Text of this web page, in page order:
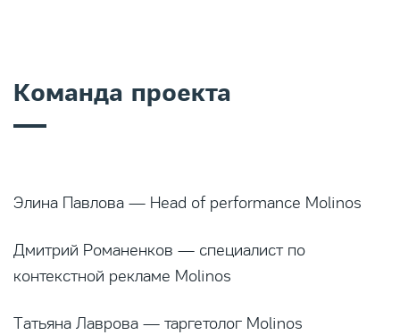
Команда проекта
Элина Павлова — Head of performance Molinos
Дмитрий Романенков — специалист по
контекстной рекламе Molinos
Татьяна Лаврова — таргетолог Molinos